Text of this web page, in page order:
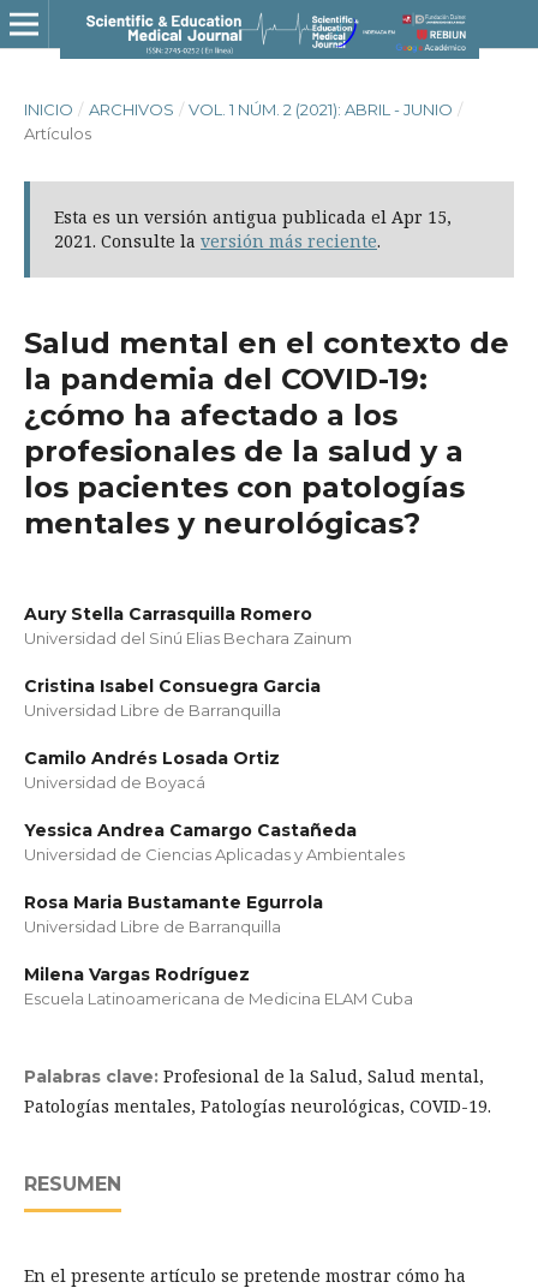
INICIO / ARCHIVOS / VOL. 1 NÚM. 2 (2021): ABRIL - JUNIO /
Artículos
Esta es un versión antigua publicada el Apr 15,
2021. Consulte la versión más reciente.
Salud mental en el contexto de
la pandemia del COVID-19:
¿cómo ha afectado a los
profesionales de la salud y a
los pacientes con patologías
mentales y neurológicas?
Aury Stella Carrasquilla Romero
Universidad del Sinú Elias Bechara Zainum
Cristina Isabel Consuegra Garcia
Universidad Libre de Barranquilla
Camilo Andrés Losada Ortiz
Universidad de Boyacá
Yessica Andrea Camargo Castañeda
Universidad de Ciencias Aplicadas y Ambientales
Rosa Maria Bustamante Egurrola
Universidad Libre de Barranquilla
Milena Vargas Rodríguez
Escuela Latinoamericana de Medicina ELAM Cuba
Palabras clave: Profesional de la Salud, Salud mental,
Patologías mentales, Patologías neurológicas, COVID-19.
RESUMEN
En el presente artículo se pretende mostrar cómo ha